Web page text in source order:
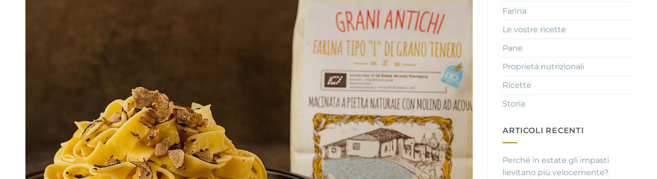
Farina
Le vostre ricette
Pane
Proprietà nutrizionali
Ricette
Storia
ARTICOLI RECENTI
Perché in estate gli impasti
lievitano più velocemente?